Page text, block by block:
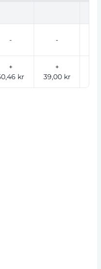
- -
+
kr
+
39,00 kr